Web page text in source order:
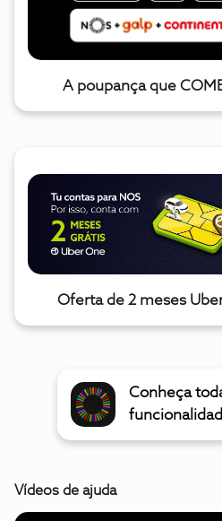
A poupança que
Oferta de 2 meses
Conheça
Vídeos de ajuda